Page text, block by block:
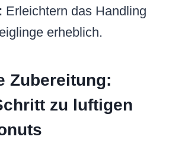
Erleichtern das Handling
erheblich.
Zubereitung:
zu luftigen